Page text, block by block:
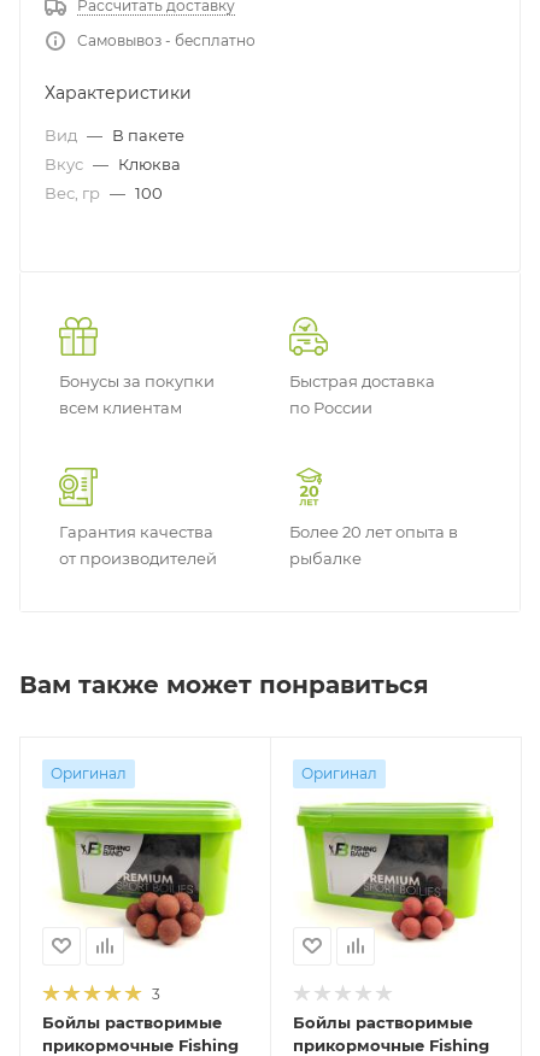
Рассчитать доставку
Самовывоз - бесплатно
Характеристики
Вид — В пакете
Вкус — Клюква
Вес, гр — 100
Бонусы за покупки
всем клиентам
Быстрая доставка
по России
Гарантия качества
от производителей
Более 20 лет опыта в
рыбалке
Вам также может понравиться
Оригинал
3
Бойлы растворимые
прикормочные Fishing
Оригинал
Бойлы растворимые
прикормочные Fishing